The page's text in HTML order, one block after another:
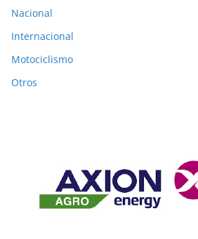
Nacional
Internacional
Motociclismo
Otros